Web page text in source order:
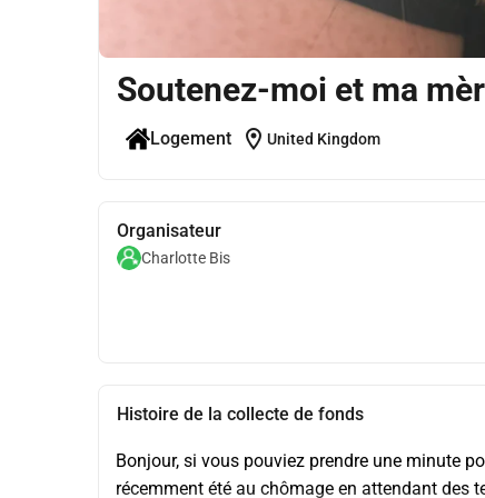
Soutenez-moi et ma
Logement location_on United Kingdom
Organisateur
Charlotte Bis
Histoire de la collecte de fonds
Bonjour, si vous pouviez prendre une minute
récemment été au chômage en attendant des